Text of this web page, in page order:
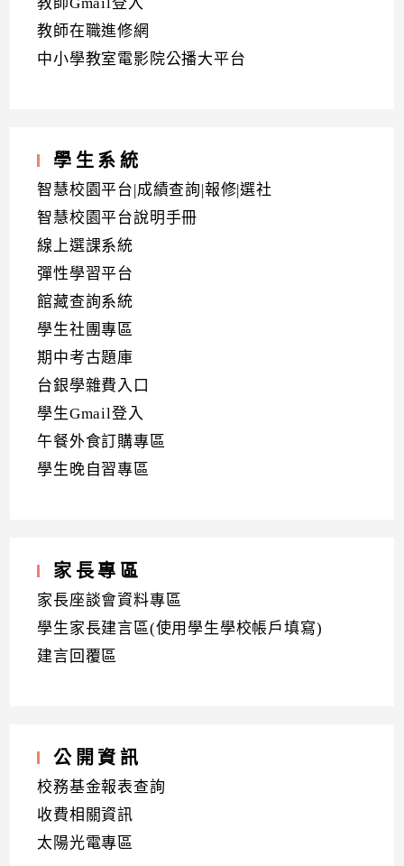
教師在職進修網
中小學教室電影院公播大平台
學生系統
智慧校園平台|成績查詢|報修|選社
智慧校園平台說明手冊
線上選課系統
彈性學習平台
館藏查詢系統
學生社團專區
期中考古題庫
台銀學雜費入口
學生Gmail登入
午餐外食訂購專區
學生晚自習專區
家長專區
家長座談會資料專區
學生家長建言區(使用學生學校帳戶填寫)
建言回覆區
公開資訊
校務基金報表查詢
收費相關資訊
太陽光電專區